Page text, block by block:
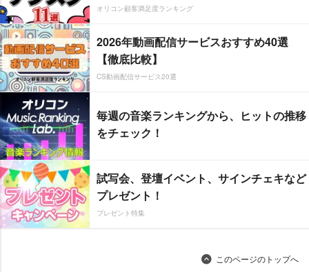
オリコン顧客満足度ランキング
2026年動画配信サービスおすすめ40選
【徹底比較】
CS動画配信サービス20選
毎週の音楽ランキングから、ヒットの推移
をチェック！
試写会、登壇イベント、サインチェキなど
プレゼント！
プレゼント特集
このページのトップへ